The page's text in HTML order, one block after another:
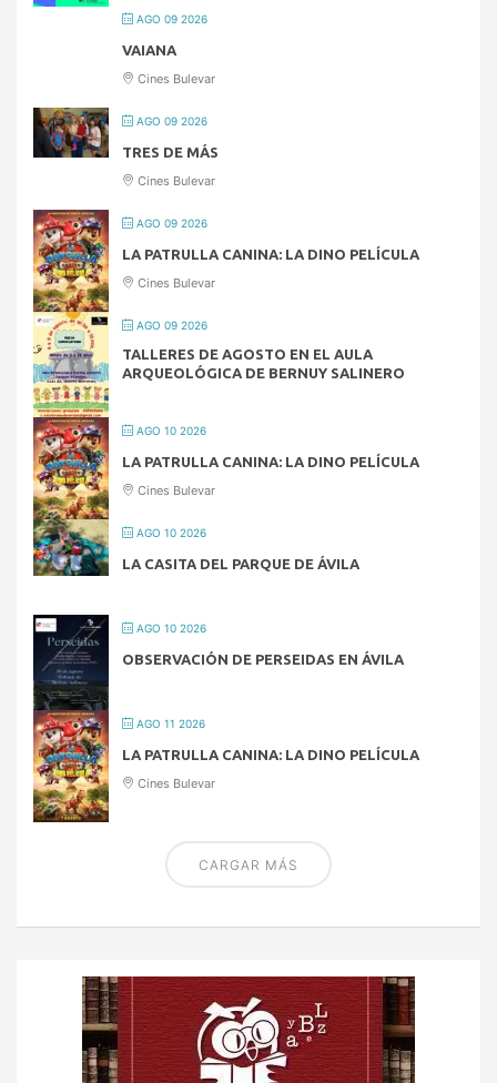
AGO 09 2026
VAIANA
Cines Bulevar
AGO 09 2026
TRES DE MÁS
Cines Bulevar
AGO 09 2026
LA PATRULLA CANINA: LA DINO PELÍCULA
Cines Bulevar
AGO 09 2026
TALLERES DE AGOSTO EN EL AULA
ARQUEOLÓGICA DE BERNUY SALINERO
AGO 10 2026
LA PATRULLA CANINA: LA DINO PELÍCULA
Cines Bulevar
AGO 10 2026
LA CASITA DEL PARQUE DE ÁVILA
AGO 10 2026
OBSERVACIÓN DE PERSEIDAS EN ÁVILA
AGO 11 2026
LA PATRULLA CANINA: LA DINO PELÍCULA
Cines Bulevar
CARGAR MÁS